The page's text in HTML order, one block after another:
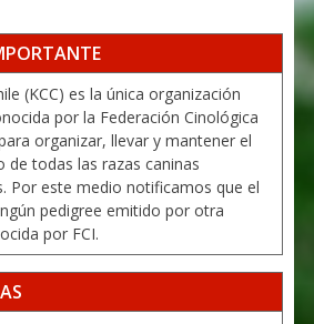
(KCC) es la única organización
por la Federación Cinológica
organizar, llevar y mantener el
de todas las razas caninas
Por este medio notificamos que el
pedigree emitido por otra
por FCI.